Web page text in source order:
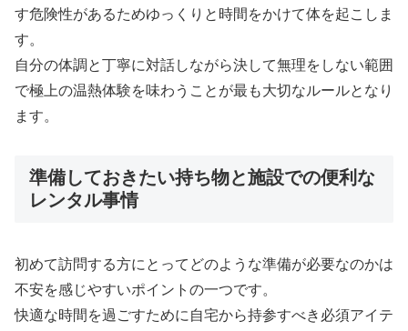
す危険性があるためゆっくりと時間をかけて体を起こしま
す。
自分の体調と丁寧に対話しながら決して無理をしない範囲
で極上の温熱体験を味わうことが最も大切なルールとなり
ます。
準備しておきたい持ち物と施設での便利な
レンタル事情
初めて訪問する方にとってどのような準備が必要なのかは
不安を感じやすいポイントの一つです。
快適な時間を過ごすために自宅から持参すべき必須アイテ